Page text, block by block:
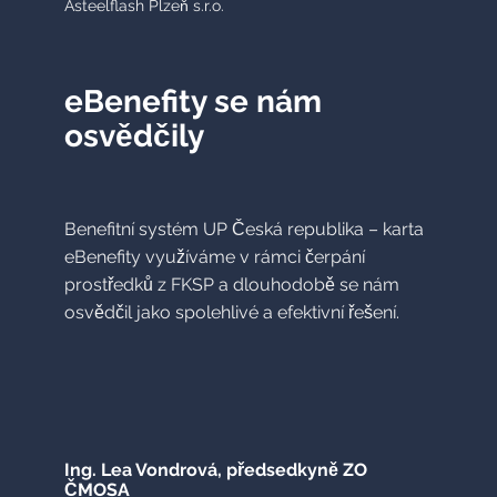
Asteelflash Plzeň s.r.o.
eBenefity se nám
osvědčily
Benefitní systém UP Česká republika – karta
eBenefity využíváme v rámci čerpání
prostředků z FKSP a dlouhodobě se nám
osvědčil jako spolehlivé a efektivní řešení.
Ing. Lea Vondrová, předsedkyně ZO
ČMOSA